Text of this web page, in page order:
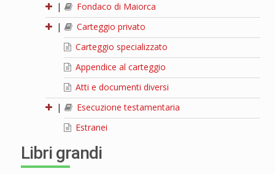
|
Fondaco di Maiorca
|
Carteggio privato
Carteggio specializzato
Appendice al carteggio
Atti e documenti diversi
|
Esecuzione testamentaria
Estranei
Libri grandi